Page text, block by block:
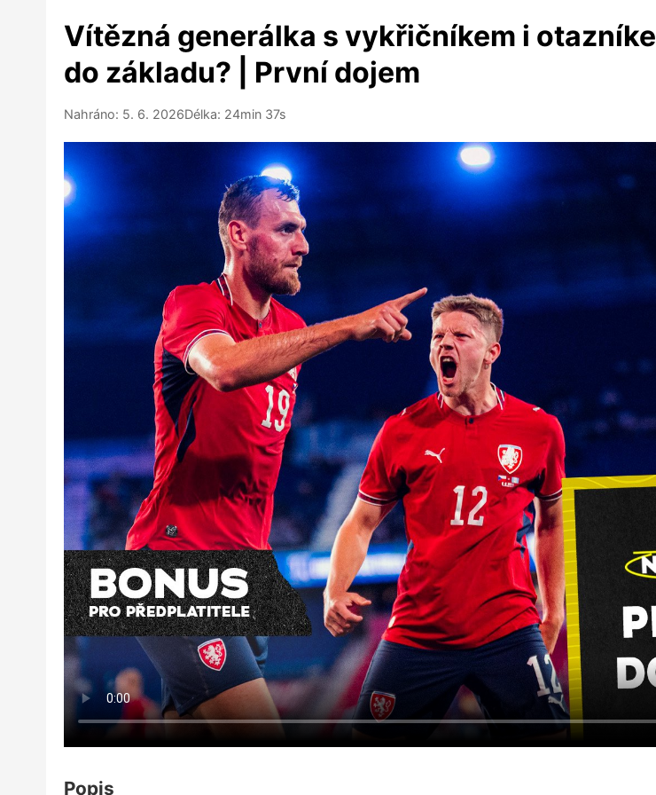
Vítězná generálka s vykřičníkem i
do základu? | První dojem
Nahráno: 5. 6. 2026Délka: 24min 37s
Popis